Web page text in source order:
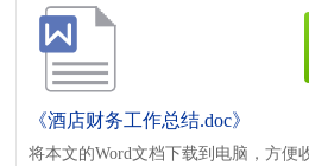
《酒店财务工作总结.doc》
将本文的Word文档下载到电脑，方便